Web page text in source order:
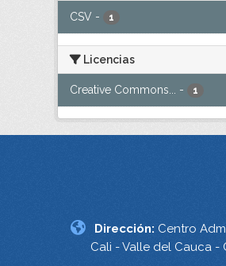
CSV - 1
Licencias
Creative Commons... - 1
Dirección: Centro
Cali - Valle del Cauca -